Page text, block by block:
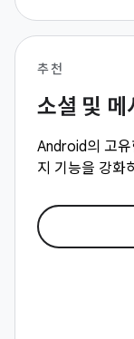
추천
소셜 및 메
Android의 고유
지 기능을 강화